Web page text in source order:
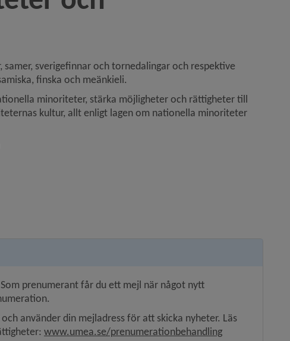
sverigefinnar och tornedalingar och respektive
finska och meänkieli.
minoriteter, stärka möjligheter och rättigheter till
kultur, allt enligt lagen om nationella minoriteter
prenumerant får du ett mejl när något nytt
använder din mejladress för att skicka nyheter. Läs
www.umea.se/prenumerationbehandling